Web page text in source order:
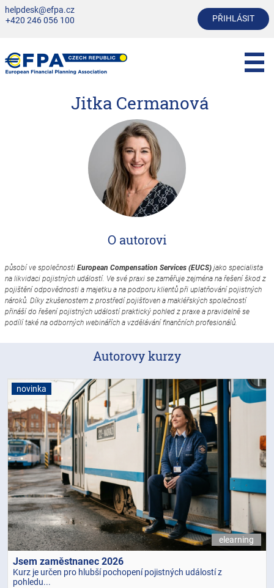
helpdesk@efpa.cz
+420 246 056 100
PŘIHLÁSIT
Jitka Cermanová
O autorovi
působí ve společnosti European Compensation Services (EUCS) jako specialista
na likvidaci pojistných událostí. Ve své praxi se zaměřuje zejména na řešení škod z
pojištění odpovědnosti a majetku a na podporu klientů při uplatňování pojistných
nároků. Díky zkušenostem z prostředí pojišťoven a makléřských společností
přináší do řešení pojistných událostí praktický pohled z praxe a pravidelně se
podílí také na odborných webinářích a vzdělávání finančních profesionálů.
Autorovy kurzy
novinka
elearning
Jsem zaměstnanec 2026
Kurz je určen pro hlubší pochopení pojistných událostí z
pohledu...